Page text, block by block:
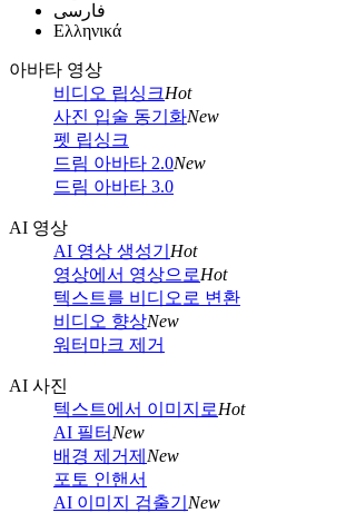
فارسی
Ελληνικά
아바타 영상
비디오 립싱크Hot
사진 입술 동기화New
펫 립싱크
드림 아바타 2.0New
드림 아바타 3.0
AI 영상
AI 영상 생성기 Hot
영상에서 영상으로Hot
텍스트를 비디오로 변환
비디오 향상New
워터마크 제거
AI 사진
텍스트에서 이미지로Hot
AI 필터 New
배경 제거제 New
포토 인핸서
AI 이미지 검출기 New